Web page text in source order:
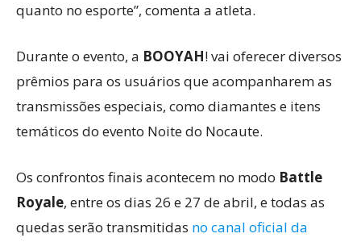
quanto no esporte”, comenta a atleta.
Durante o evento, a BOOYAH! vai oferecer diversos
prêmios para os usuários que acompanharem as
transmissões especiais, como diamantes e itens
temáticos do evento Noite do Nocaute.
Os confrontos finais acontecem no modo Battle
Royale, entre os dias 26 e 27 de abril, e todas as
quedas serão transmitidas no canal oficial da